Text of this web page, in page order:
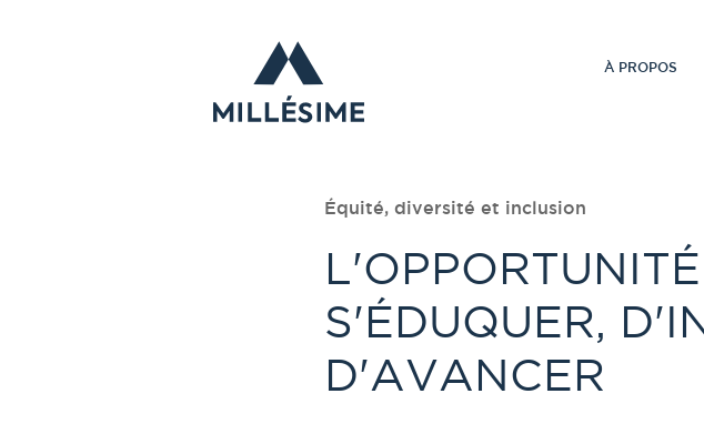
À PROPOS
Équité, diversité et inclusion
S'ÉDUQUER,
D'AVANCER